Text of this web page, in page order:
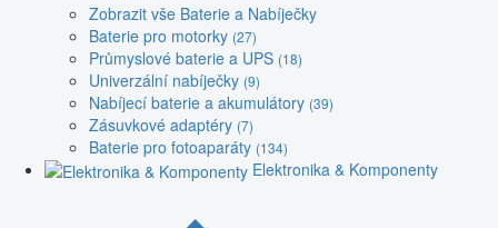
Zobrazit vše Baterie a Nabíječky
Baterie pro motorky (27)
Průmyslové baterie a UPS (18)
Univerzální nabíječky (9)
Nabíjecí baterie a akumulátory (39)
Zásuvkové adaptéry (7)
Baterie pro fotoaparáty (134)
Elektronika & Komponenty